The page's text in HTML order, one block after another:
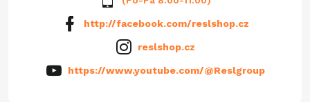
http://facebook.com/reslshop.cz
reslshop.cz
https://www.youtube.com/@Reslgroup